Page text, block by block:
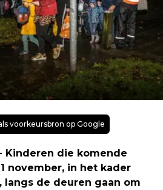
voorkeursbron op Google
- Kinderen die komende
november, in het kader
langs de deuren gaan om